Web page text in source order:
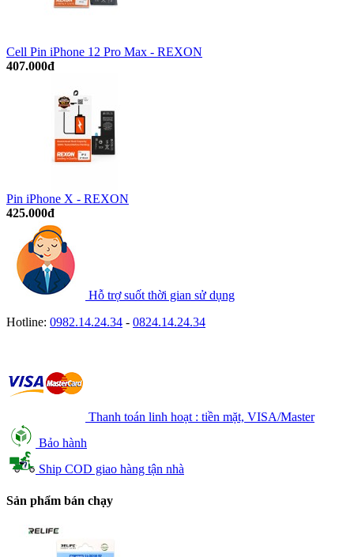
Cell Pin iPhone 12 Pro Max - REXON
407.000đ
Pin iPhone X - REXON
425.000đ
Hỗ trợ suốt thời gian sử dụng
Hotline: 0982.14.24.34 - 0824.14.24.34
Thanh toán linh hoạt : tiền mặt, VISA/Master
Bảo hành
Ship COD giao hàng tận nhà
Sản phẩm bán chạy